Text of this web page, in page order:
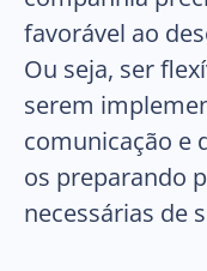
favorável ao
Ou seja, ser
serem
comunicação e
os preparando
necessárias de